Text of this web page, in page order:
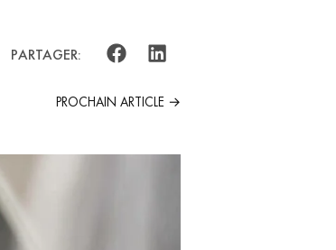
PARTAGER:
PROCHAIN ARTICLE →